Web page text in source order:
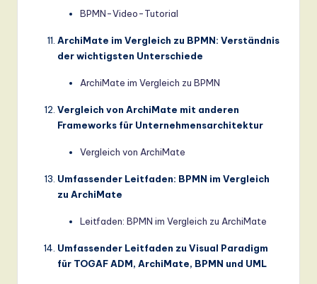
BPMN-Video-Tutorial
ArchiMate im Vergleich zu BPMN: Verständnis
der wichtigsten Unterschiede
ArchiMate im Vergleich zu BPMN
Vergleich von ArchiMate mit anderen
Frameworks für Unternehmensarchitektur
Vergleich von ArchiMate
Umfassender Leitfaden: BPMN im Vergleich
zu ArchiMate
Leitfaden: BPMN im Vergleich zu ArchiMate
Umfassender Leitfaden zu Visual Paradigm
für TOGAF ADM, ArchiMate, BPMN und UML